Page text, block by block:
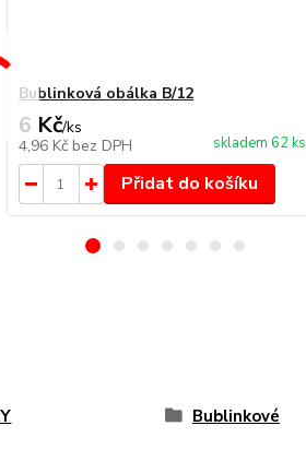
Bublinková obálka B/12
6 Kč/ks
4,96 Kč bez DPH skladem 62 ks
Přidat do košíku
Bublinkové